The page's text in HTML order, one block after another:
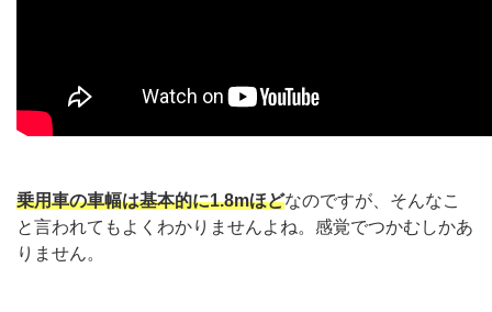
乗用車の車幅は基本的に1.8mほどなのですが、そんなこ
と言われてもよくわかりませんよね。感覚でつかむしかあ
りません。